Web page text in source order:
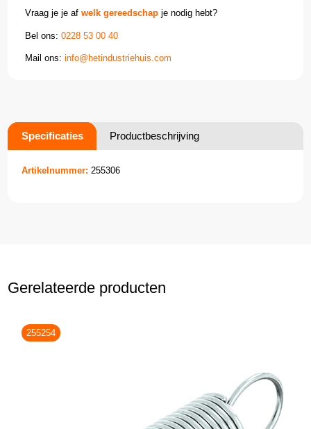
Vraag je je afwelk gereedschap je nodig hebt?
Bel ons:0228 53 00 40
Mail ons:info@hetindustriehuis.com
Specificaties Productbeschrijving
Artikelnummer: 255306
Gerelateerde producten
255254